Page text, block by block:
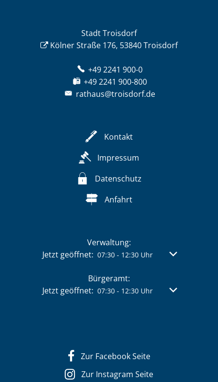
Stadt Troisdorf
Kölner Straße 176, 53840 Troisdorf
+49 2241 900-0
+49 2241 900-800
rathaus@troisdorf.de
Kontakt
Impressum
Datenschutz
Anfahrt
Verwaltung:
Klicken, um weitere Öffnungs- oder
Jetzt geöffnet: 07:30- 12:30Uhr Von 07:30
Bürgeramt:
Klicken, um weitere Öffnungs- oder
Jetzt geöffnet: 07:30- 12:30Uhr Von 07:30
Zur Facebook Seite
Zur Instagram Seite